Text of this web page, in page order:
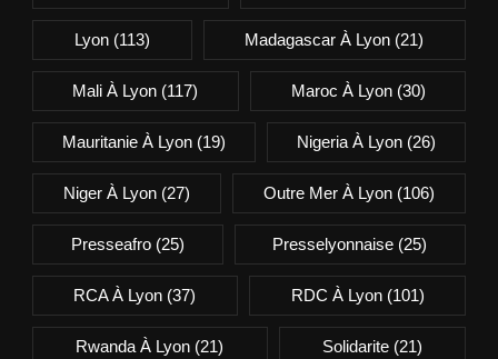
Lyon(113) Madagascar À Lyon (21)
Mali À Lyon (117) Maroc À Lyon(30)
Mauritanie À Lyon(19) Nigeria À Lyon (26)
Niger À Lyon(27) Outre Mer À Lyon (106)
Presseafro(25) Presselyonnaise (25)
RCA À Lyon (37) RDC À Lyon(101)
Rwanda À Lyon (21) Solidarite(21)